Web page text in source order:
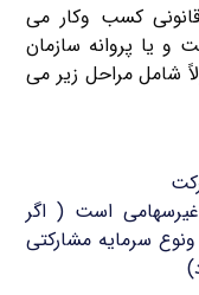
کسب وکار می
یا پروانه سازمان
شامل مراحل زیر می
است ( اگر
سرمایه مشارکتی